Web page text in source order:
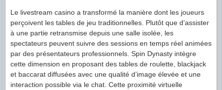
Le livestream casino a transformé la manière dont les joueurs
perçoivent les tables de jeu traditionnelles. Plutôt que d’assister
à une partie retransmise depuis une salle isolée, les
spectateurs peuvent suivre des sessions en temps réel animées
par des présentateurs professionnels. Spin Dynasty intègre
cette dimension en proposant des tables de roulette, blackjack
et baccarat diffusées avec une qualité d’image élevée et une
interaction possible via le chat. Cette proximité virtuelle